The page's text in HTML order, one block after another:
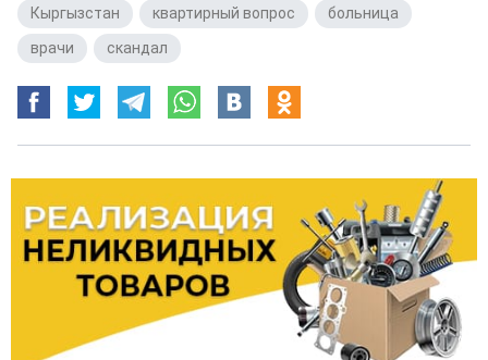
Кыргызстан
квартирный вопрос больница
врачи
скандал